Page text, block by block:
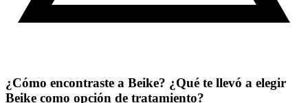
¿Cómo encontraste a Beike? ¿Qué te llevó a elegir
Beike como opción de tratamiento?